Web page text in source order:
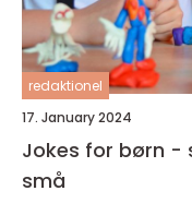
redaktionel
17. January 2024
Jokes for børn -
små